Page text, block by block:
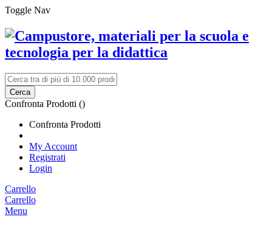
Toggle Nav
Cerca
Confronta Prodotti ()
Confronta Prodotti
My Account
Registrati
Login
Carrello
Carrello
Menu